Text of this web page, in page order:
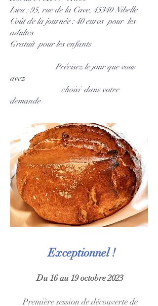
Lieu : 95, rue de la Cave, 45340 Nibelle
Coût de la journée : 40 euros pour les
adultes
Gratuit pour les enfants
Précisez le jour que vous
avez
choisi dans votre
demande
Exceptionnel !
Du 16 au 19 octobre 2023
Première session de découverte de